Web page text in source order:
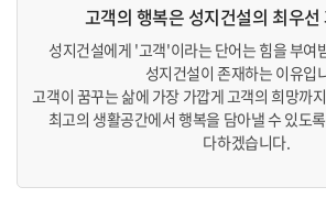
고객의 행복은 성지건설의 최우
성지건설에게 '고객'이라는 단어는 힘을 부여
성지건설이 존재하는 이유입
고객이 꿈꾸는 삶에 가장 가깝게 고객의 희망까
최고의 생활공간에서 행복을 담아낼 수 있도
다하겠습니다.